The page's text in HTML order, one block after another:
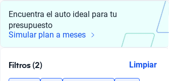
Busca por versión
Busca por año
Busca por modelo
Encuentra el auto ideal para tu
presupuesto
Simular plan a meses
Filtros (2) Limpiar